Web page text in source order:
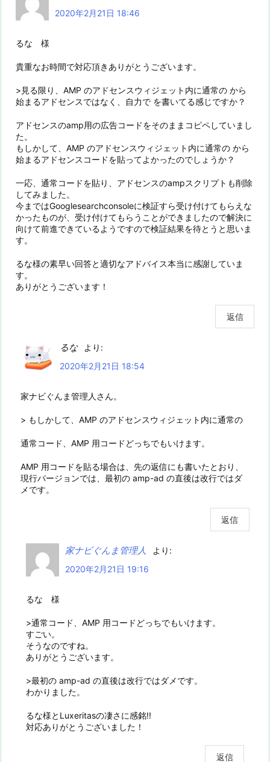
2020年2月21日 18:46
るな 様
貴重なお時間で対応頂きありがとうございます。
>見る限り、AMP のアドセンスウィジェット内に通常の から
始まるアドセンスではなく、自力で を書いてる感じですか？
アドセンスのamp用の広告コードをそのままコピペしていまし
た。
もしかして、AMP のアドセンスウィジェット内に通常の から
始まるアドセンスコードを貼ってよかったのでしょうか？
一応、通常コードを貼り、アドセンスのampスクリプトも削除
してみました。
今まではGooglesearchconsoleに検証すら受け付けてもらえな
かったものが、受け付けてもらうことができましたので解決に
向けて前進できているようですので検証結果を待とうと思いま
す。
るな様の素早い回答と適切なアドバイス本当に感謝していま
す。
ありがとうございます！
返信
るな
より:
2020年2月21日 18:54
家ナビぐんま管理人さん。
> もしかして、AMP のアドセンスウィジェット内に通常の
通常コード、AMP 用コードどっちでもいけます。
AMP 用コードを貼る場合は、先の返信にも書いたとおり、
現行バージョンでは、最初の amp-ad の直後は改行ではダ
メです。
返信
家ナビぐんま管理人
より:
2020年2月21日 19:16
るな 様
>通常コード、AMP 用コードどっちでもいけます。
すごい。
そうなのですね。
ありがとうございます。
>最初の amp-ad の直後は改行ではダメです。
わかりました。
るな様とLuxeritasの凄さに感銘!!
対応ありがとうございました！
返信